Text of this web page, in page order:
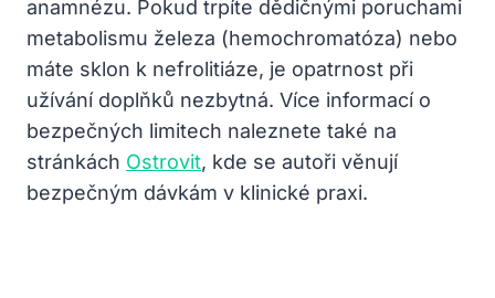
anamnézu. Pokud trpíte dědičnými poruchami
metabolismu železa (hemochromatóza) nebo
máte sklon k nefrolitiáze, je opatrnost při
užívání doplňků nezbytná. Více informací o
bezpečných limitech naleznete také na
stránkách Ostrovit, kde se autoři věnují
bezpečným dávkám v klinické praxi.